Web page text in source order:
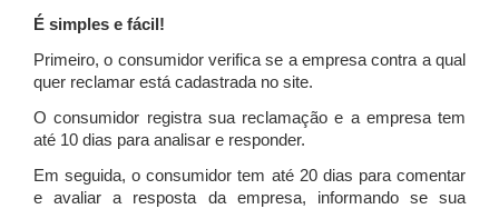
É simples e fácil!
Primeiro, o consumidor verifica se a empresa contra a qual
quer reclamar está cadastrada no site.
O consumidor registra sua reclamação e a empresa tem
até 10 dias para analisar e responder.
Em seguida, o consumidor tem até 20 dias para comentar
e avaliar a resposta da empresa, informando se sua